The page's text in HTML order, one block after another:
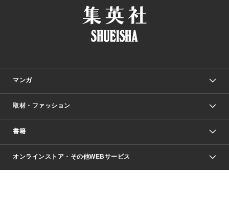
マンガ
少年マンガ
Vジャンプ
週刊ヤングジャンプ
少女マンガ
取材・ファッション
Seventeen
芸能・情報・スポーツ
書籍
文芸・文庫・総合
オンラインストア・その他WEBサービス